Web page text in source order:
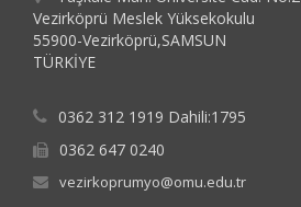
Vezirköprü Meslek Yüksekokulu
55900-Vezirköprü,SAMSUN
TÜRKİYE
0362 312 1919 Dahili:1795
0362 647 0240
vezirkoprumyo@omu.edu.tr